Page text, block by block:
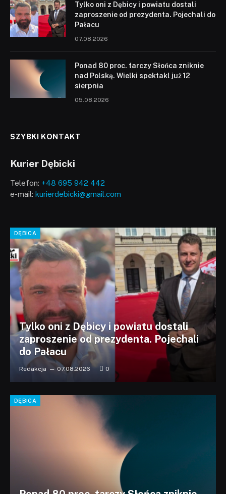
Tylko oni z Dębicy i powiatu dostali
zaproszenie od prezydenta. Pojechali do
Pałacu
07.08.2026
Ponad 80 proc. tarczy Słońca zniknie
nad Polską. Wielki spektakl już 12
sierpnia
05.08.2026
SZYBKI KONTAKT
Kurier Dębicki
Telefon: +48 695 942 442
e-mail: kurierdebicki@gmail.com
DĘBICA
Tylko oni z Dębicy i powiatu dostali
zaproszenie od prezydenta. Pojechali
do Pałacu
Redakcja 07.08.2026 0
DĘBICA